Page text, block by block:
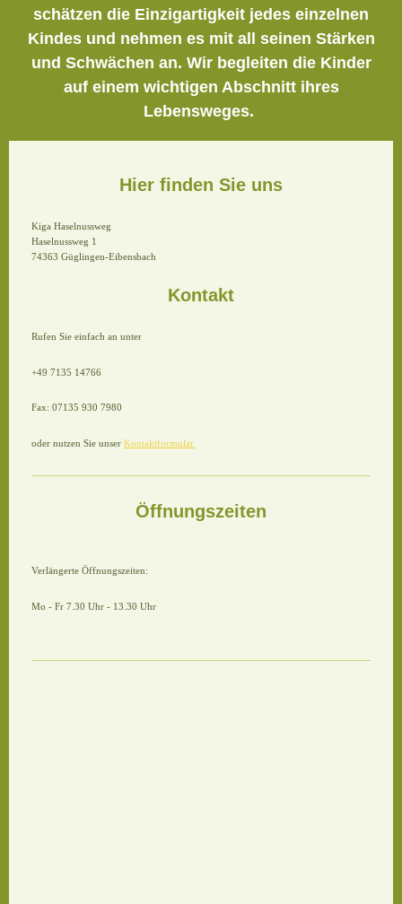
schätzen die Einzigartigkeit jedes einzelnen
Kindes und nehmen es mit all seinen Stärken
und Schwächen an. Wir begleiten die Kinder
auf einem wichtigen Abschnitt ihres
Lebensweges.
Hier finden Sie uns
Kiga Haselnussweg
Haselnussweg 1
74363 Güglingen-Eibensbach
Kontakt
Rufen Sie einfach an unter
+49 7135 14766
Fax: 07135 930 7980
oder nutzen Sie unser Kontaktformular.
Öffnungszeiten
Verlängerte Öffnungszeiten:
Mo - Fr 7.30 Uhr - 13.30 Uhr